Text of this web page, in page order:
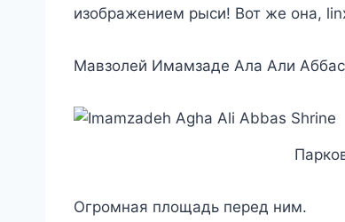
изображением рыси! Вот же она,
Мавзолей Имамзаде Ала Али
Огромная площадь перед ним.